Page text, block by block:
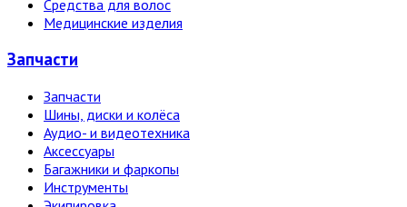
Средства для волос
Медицинские изделия
Запчасти
Запчасти
Шины, диски и колёса
Аудио- и видеотехника
Аксессуары
Багажники и фаркопы
Инструменты